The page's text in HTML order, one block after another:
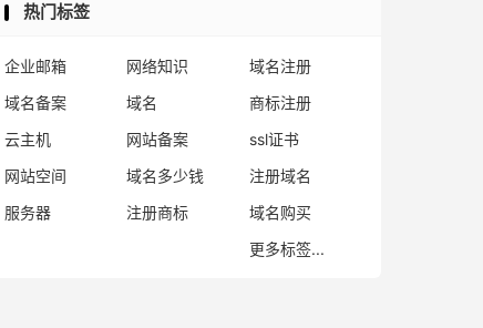
热门标签
企业邮箱 网络知识
域名注册
域名备案
域名
商标注册
云主机
网站备案
ssl证书
网站空间
域名多少钱
注册域名
服务器
注册商标
域名购买
更多标签...